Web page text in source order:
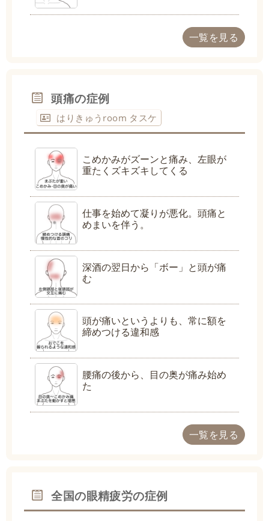
一覧を見る
頭痛の症例
はりきゅうroom タスケ
こめかみがズーンと痛み、左眼が
重たくズキズキしてくる
仕事を始めて凝りが悪化。頭痛と
めまいを伴う。
深酒の翌日から「ボー」と頭が痛
む
頭が痛いというよりも、常に額を
締めつける違和感
腰痛の後から、目の奥が痛み始め
た
一覧を見る
全国の眼精疲労の症例